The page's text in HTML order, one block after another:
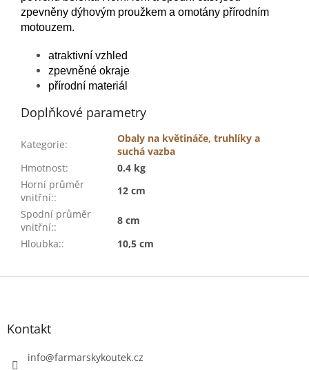
zpevněny dýhovým proužkem a omotány přírodním
motouzem.
atraktivní vzhled
zpevněné okraje
přírodní materiál
Doplňkové parametry
Kategorie:
Obaly na květináče, truhlíky a
suchá vazba
Hmotnost:
0.4 kg
Horní průměr
vnitřní::
12 cm
Spodní průměr
vnitřní::
8 cm
Hloubka:: 10,5 cm
Z
Kontakt
info@farmarskykoutek.cz